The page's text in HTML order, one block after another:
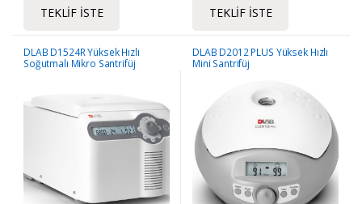
TEKLIF İSTE TEKLIF İSTE
DLAB D1524R Yüksek Hızlı
Soğutmalı Mikro Santrifüj
DLAB D2012 PLUS Yüksek Hızlı
Mini Santrifüj